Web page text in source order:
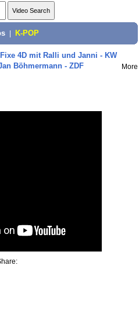
K-POP
4D mit Ralli und Janni - KW
Böhmermann - ZDF
More